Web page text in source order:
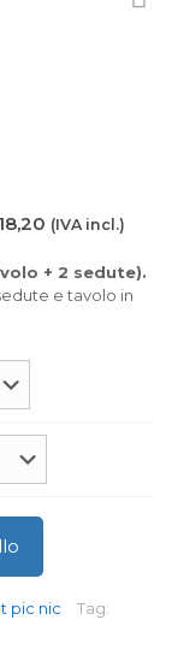
(IVA incl.)
+ 2 sedute).
e tavolo in
pic nic Tag: